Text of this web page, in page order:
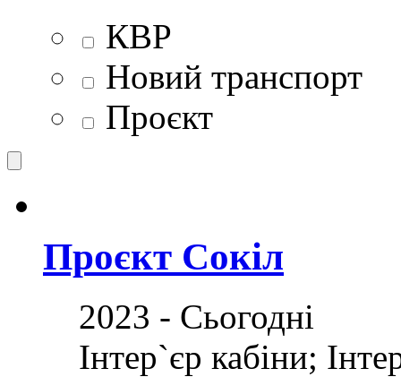
КВР
Новий транспорт
Проєкт
Проєкт Сокіл
2023 - Сьогодні
Інтер`єр кабіни;